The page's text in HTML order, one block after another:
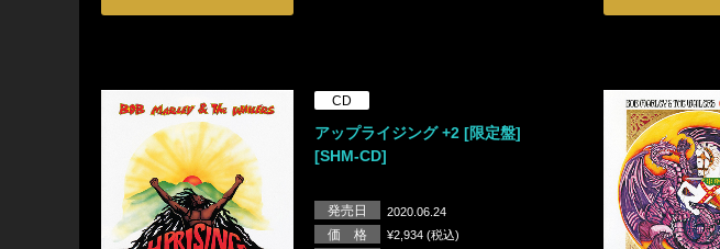
CD
アップライジング +2 [限定盤]
[SHM-CD]
発売日 2020.06.24
価 格 ¥2,934 (税込)